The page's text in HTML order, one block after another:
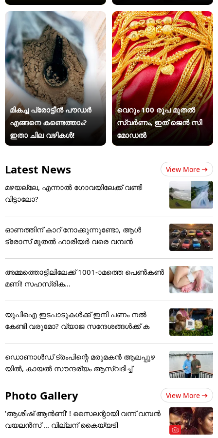
മികച്ച പ്രോട്ടീൻ പൗഡർ
എങ്ങനെ കണ്ടെത്താം?
ഇതാ ചില വഴികൾ!
വെറും 100 രൂപ മുതല്‍
സ്വർണം, ഇത് ജെൻ സി
മോഡൽ
Latest News View More
മഴയല്ലേ, എന്നാൽ ഗോവയിലേക്ക് വണ്ടി
വിട്ടാലോ?
ഓണത്തിന് കാറ് നോക്കുന്നുണ്ടോ, ആൾ
ട്രോസ് മുതൽ ഹാരിയർ വരെ വമ്പൻ
അമ്മത്തൊട്ടിലിലേക്ക് 1001-ാമത്തെ പെൺകൺ
മണി! സഹസ്രിക...
യുപിഐ ഇടപാടുകൾക്ക് ഇനി പണം നൽ
കേണ്ടി വരുമോ? വ്യാജ സന്ദേശങ്ങൾക്ക് ക
ഡൊണാൾ‍ഡ് ട്രംപിന്റെ മരുമകൻ ആലപ്പുഴ
യിൽ, കായൽ സൗന്ദര്യം ആസ്വദിച്ച്
Photo Gallery View More
'ആശിഷ് ആൻണി' ! സൈലന്റായി വന്ന് വമ്പൻ
വയലൻസ് ... വില്ലന് കൈയ്യടി